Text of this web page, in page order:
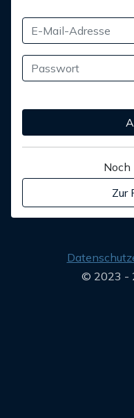
Noch
Zur
© 2023 -